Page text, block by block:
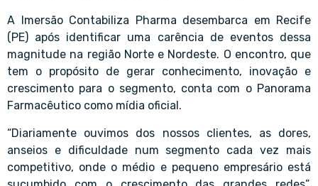
A Imersão Contabiliza Pharma desembarca em Recife
(PE) após identificar uma carência de eventos dessa
magnitude na região Norte e Nordeste. O encontro, que
tem o propósito de gerar conhecimento, inovação e
crescimento para o segmento, conta com o Panorama
Farmacêutico como mídia oficial.
“Diariamente ouvimos dos nossos clientes, as dores,
anseios e dificuldade num segmento cada vez mais
competitivo, onde o médio e pequeno empresário está